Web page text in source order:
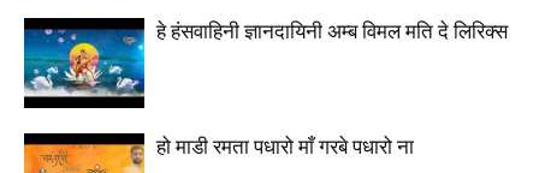
हे हंसवाहिनी ज्ञानदायिनी अम्ब विमल मति दे लिरिक्स
हो माडी रमता पधारो माँ गरबे पधारो ना